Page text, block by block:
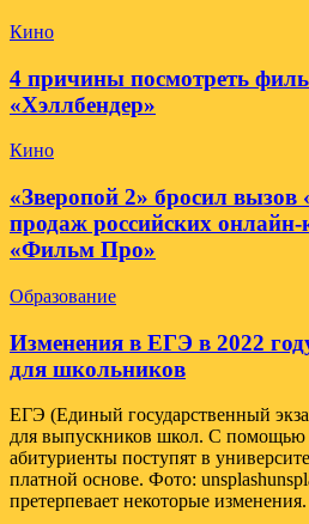
Кино
4 причины посмотреть
«Хэллбендер»
Кино
«Зверопой 2» бросил
продаж российских онлайн-
«Фильм Про»
Образование
Изменения в ЕГЭ в 2022
для школьников
ЕГЭ (Единый государственный
для выпускников школ. С помощью
абитуриенты поступят в
платной основе. Фото:
претерпевает некоторые